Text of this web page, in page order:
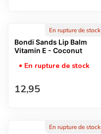
En rupture de stock
Bondi Sands Lip Balm
Vitamin E - Coconut
En rupture de stock
Prix normal
12,95
En rupture de stock